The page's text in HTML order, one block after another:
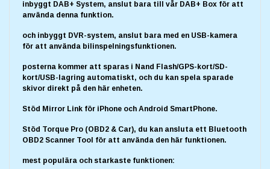
inbyggt DAB+ System, anslut bara till vår DAB+ Box för att
använda denna funktion.
och inbyggt DVR-system, anslut bara med en USB-kamera
för att använda bilinspelningsfunktionen.
posterna kommer att sparas i Nand Flash/GPS-kort/SD-
kort/USB-lagring automatiskt, och du kan spela sparade
skivor direkt på den här enheten.
Stöd Mirror Link för iPhone och Android SmartPhone.
Stöd Torque Pro (OBD2 & Car), du kan ansluta ett Bluetooth
OBD2 Scanner Tool för att använda den här funktionen.
mest populära och starkaste funktionen: